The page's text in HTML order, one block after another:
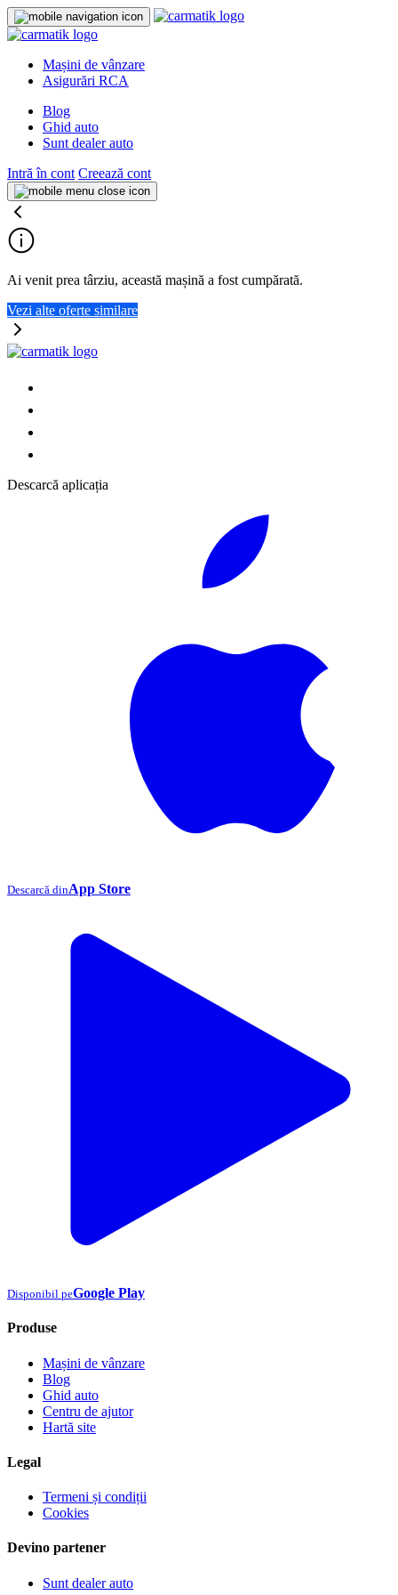
Mașini de vânzare
Asigurări RCA
Blog
Ghid auto
Sunt dealer auto
Intră în cont Creează cont
Ai venit prea târziu, această mașină a fost cumpărată.
Vezi alte oferte similare
Descarcă aplicația
Descarcă dinApp Store
Disponibil peGoogle Play
Produse
Mașini de vânzare
Blog
Ghid auto
Centru de ajutor
Hartă site
Legal
Termeni și condiții
Cookies
Devino partener
Sunt dealer auto